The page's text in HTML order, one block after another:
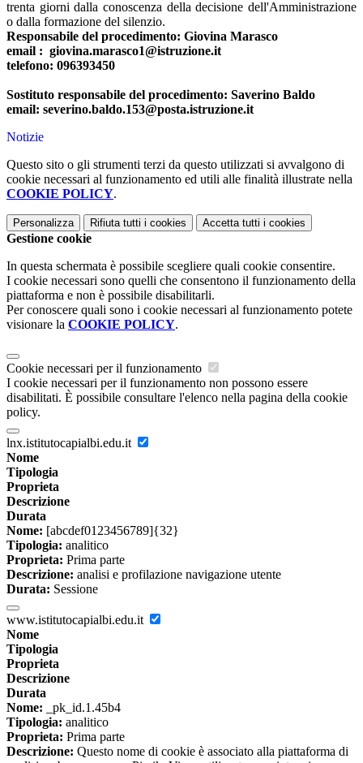
trenta giorni dalla conoscenza della decisione dell'Amministrazione
o dalla formazione del silenzio.
Responsabile del procedimento: Giovina Marasco
email : giovina.marasco1@istruzione.it
telefono: 096393450
Sostituto responsabile del procedimento: Saverino Baldo
email: severino.baldo.153@posta.istruzione.it
Notizie
Questo sito o gli strumenti terzi da questo utilizzati si avvalgono di
cookie necessari al funzionamento ed utili alle finalità illustrate nella
COOKIE POLICY.
Personalizza Rifiuta tutti i cookies Accetta tutti i cookies
Gestione cookie
In questa schermata è possibile scegliere quali cookie consentire.
I cookie necessari sono quelli che consentono il funzionamento della
piattaforma e non è possibile disabilitarli.
Per conoscere quali sono i cookie necessari al funzionamento potete
visionare la COOKIE POLICY.
Cookie necessari per il funzionamento
I cookie necessari per il funzionamento non possono essere
disabilitati. È possibile consultare l'elenco nella pagina della cookie
policy.
lnx.istitutocapialbi.edu.it
Nome
Tipologia
Proprieta
Descrizione
Durata
Nome: [abcdef0123456789]{32}
Tipologia: analitico
Proprieta: Prima parte
Descrizione: analisi e profilazione navigazione utente
Durata: Sessione
www.istitutocapialbi.edu.it
Nome
Tipologia
Proprieta
Descrizione
Durata
Nome: _pk_id.1.45b4
Tipologia: analitico
Proprieta: Prima parte
Descrizione: Questo nome di cookie è associato alla piattaforma di